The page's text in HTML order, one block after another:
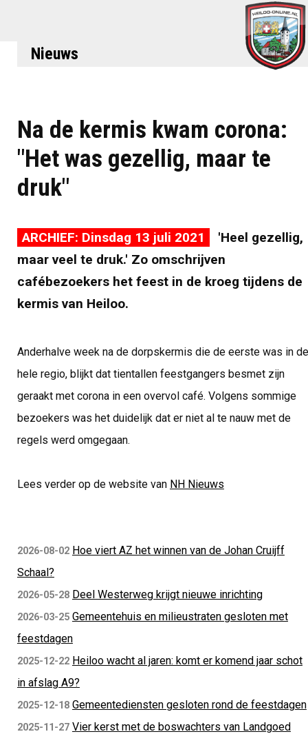
Nieuws
Na de kermis kwam corona:
"Het was gezellig, maar te
druk"
ARCHIEF: Dinsdag 13 juli 2021
'Heel gezellig,
maar veel te druk.' Zo omschrijven
cafébezoekers het feest in de kroeg tijdens de
kermis van Heiloo.
Anderhalve week na de dorpskermis die de eerste was in de
hele regio, blijkt dat tientallen feestgangers besmet zijn
geraakt met corona in een overvol café. Volgens sommige
bezoekers was het duidelijk dat er niet al te nauw met de
regels werd omgegaan.
Lees verder op de website van NH Nieuws
2026-08-02 Hoe viert AZ het winnen van de Johan Cruijff
Schaal?
2026-05-28 Deel Westerweg krijgt nieuwe inrichting
2026-03-25 Gemeentehuis en milieustraten gesloten met
feestdagen
2025-12-22 Heiloo wacht al jaren: komt er komend jaar schot
in afslag A9?
2025-12-18 Gemeentediensten gesloten rond de feestdagen
2025-11-27 Vier kerst met de boswachters van Landgoed